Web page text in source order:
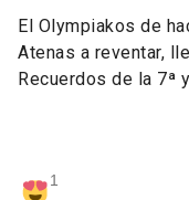
El Olympiakos de
Atenas a reventar,
Recuerdos de la 7ª
1